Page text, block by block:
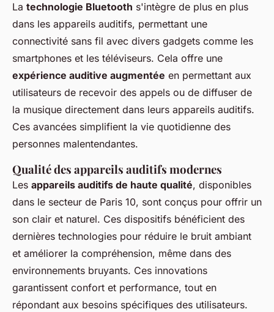
La technologie Bluetooth s'intègre de plus en plus
dans les appareils auditifs, permettant une
connectivité sans fil avec divers gadgets comme les
smartphones et les téléviseurs. Cela offre une
expérience auditive augmentée en permettant aux
utilisateurs de recevoir des appels ou de diffuser de
la musique directement dans leurs appareils auditifs.
Ces avancées simplifient la vie quotidienne des
personnes malentendantes.
Qualité des appareils auditifs modernes
Les appareils auditifs de haute qualité, disponibles
dans le secteur de Paris 10, sont conçus pour offrir un
son clair et naturel. Ces dispositifs bénéficient des
dernières technologies pour réduire le bruit ambiant
et améliorer la compréhension, même dans des
environnements bruyants. Ces innovations
garantissent confort et performance, tout en
répondant aux besoins spécifiques des utilisateurs.